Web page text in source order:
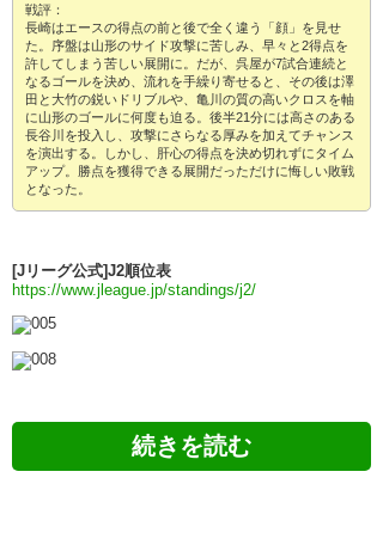
戦評：
長崎はエースの得点の前と後で全く違う「顔」を見せ
た。序盤は山形のサイド攻撃に苦しみ、早々と2得点を
許してしまう苦しい展開に。だが、呉屋が7試合連続と
なるゴールを決め、流れを手繰り寄せると、その後は澤
田と大竹の鋭いドリブルや、亀川の質の高いクロスを軸
に山形のゴールに何度も迫る。後半21分には高さのある
長谷川を投入し、攻撃にさらなる厚みを加えてチャンス
を演出する。しかし、肝心の得点を決め切れずにタイム
アップ。勝点を獲得できる展開だっただけに悔しい敗戦
となった。
[Jリーグ公式]J2順位表
https://www.jleague.jp/standings/j2/